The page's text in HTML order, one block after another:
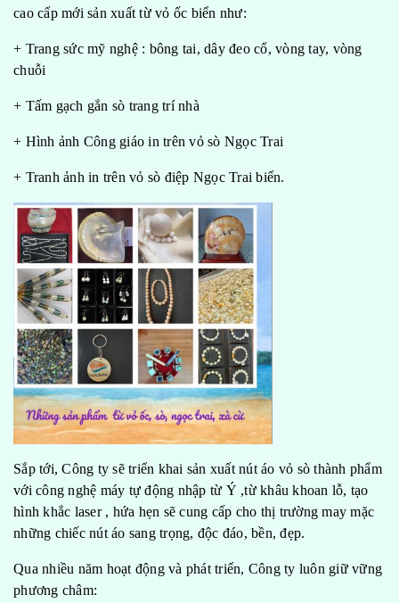
cao cấp mới sản xuất từ vỏ ốc biển như:
+ Trang sức mỹ nghệ : bông tai, dây đeo cổ, vòng tay, vòng
chuỗi
+ Tấm gạch gắn sò trang trí nhà
+ Hình ảnh Công giáo in trên vỏ sò Ngọc Trai
+ Tranh ảnh in trên vỏ sò điệp Ngọc Trai biển.
Sắp tới, Công ty sẽ triển khai sản xuất nút áo vỏ sò thành phẩm
với công nghệ máy tự động nhập từ Ý ,từ khâu khoan lỗ, tạo
hình khắc laser , hứa hẹn sẽ cung cấp cho thị trường may mặc
những chiếc nút áo sang trọng, độc đáo, bền, đẹp.
Qua nhiều năm hoạt động và phát triển, Công ty luôn giữ vững
phương châm: